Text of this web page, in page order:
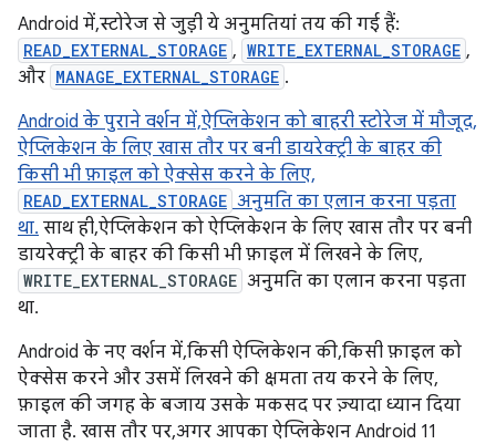
Android में, स्टोरेज से जुड़ी ये अनुमतियां तय की गई हैं:
READ_EXTERNAL_STORAGE , WRITE_EXTERNAL_STORAGE ,
और MANAGE_EXTERNAL_STORAGE .
Android के पुराने वर्शन में, ऐप्लिकेशन को बाहरी स्टोरेज में मौजूद,
ऐप्लिकेशन के लिए खास तौर पर बनी डायरेक्ट्री के बाहर की
किसी भी फ़ाइल को ऐक्सेस करने के लिए,
READ_EXTERNAL_STORAGE अनुमति का एलान करना पड़ता
था. साथ ही, ऐप्लिकेशन को ऐप्लिकेशन के लिए खास तौर पर बनी
डायरेक्ट्री के बाहर की किसी भी फ़ाइल में लिखने के लिए,
WRITE_EXTERNAL_STORAGE अनुमति का एलान करना पड़ता
था.
Android के नए वर्शन में, किसी ऐप्लिकेशन की, किसी फ़ाइल को
ऐक्सेस करने और उसमें लिखने की क्षमता तय करने के लिए,
फ़ाइल की जगह के बजाय उसके मकसद पर ज़्यादा ध्यान दिया
जाता है. खास तौर पर, अगर आपका ऐप्लिकेशन Android 11